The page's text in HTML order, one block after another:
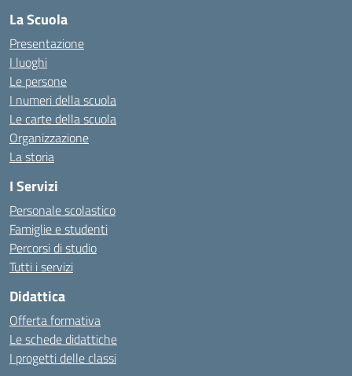
La Scuola
Presentazione
I luoghi
Le persone
I numeri della scuola
Le carte della scuola
Organizzazione
La storia
I Servizi
Personale scolastico
Famiglie e studenti
Percorsi di studio
Tutti i servizi
Didattica
Offerta formativa
Le schede didattiche
I progetti delle classi